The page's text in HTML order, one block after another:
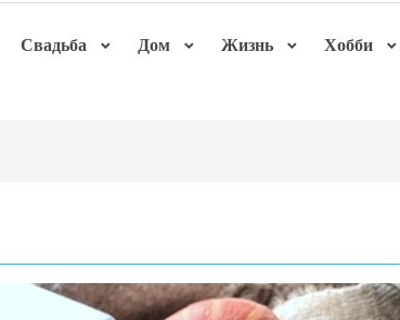
Свадьба Дом Жизнь Хобби